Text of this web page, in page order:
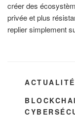
créer des
privée et plus
replier simplement